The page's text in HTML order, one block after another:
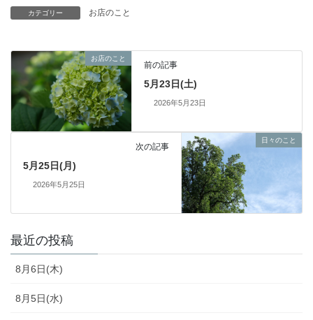
カテゴリー お店のこと
お店のこと
前の記事
5月23日(土)
2026年5月23日
日々のこと
次の記事
5月25日(月)
2026年5月25日
最近の投稿
8月6日(木)
8月5日(水)